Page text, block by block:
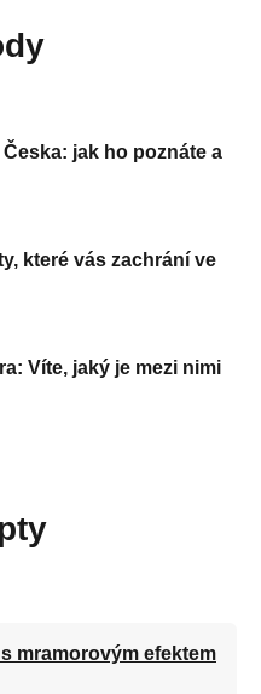
jak ho poznáte a
které vás zachrání ve
Víte, jaký je mezi nimi
mramorovým efektem